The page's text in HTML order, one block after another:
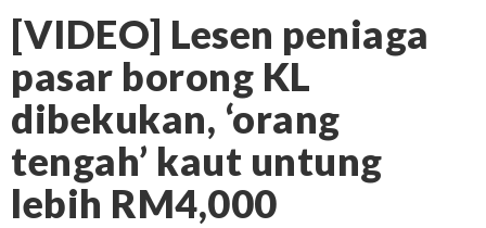
[VIDEO] Lesen peniaga
pasar borong KL
dibekukan, ‘orang
tengah’ kaut untung
lebih RM4,000